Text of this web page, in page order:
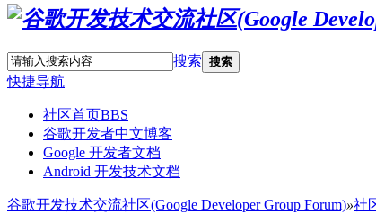
搜索 搜索
快捷导航
社区首页BBS
谷歌开发者中文博客
Google 开发者文档
Android 开发技术文档
谷歌开发技术交流社区(Google Developer Group Forum)»社